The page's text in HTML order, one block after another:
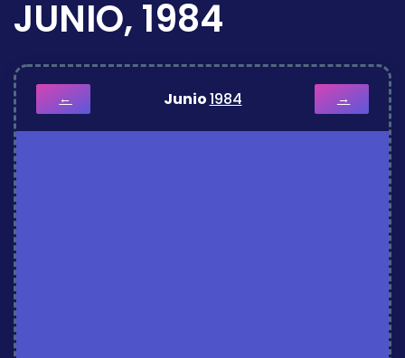
JUNIO, 1984
← Junio1984 →